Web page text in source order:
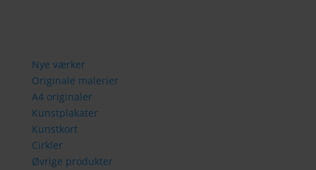
Nye værker
Originale malerier
A4 originaler
Kunstplakater
Kunstkort
Cirkler
Øvrige produkter